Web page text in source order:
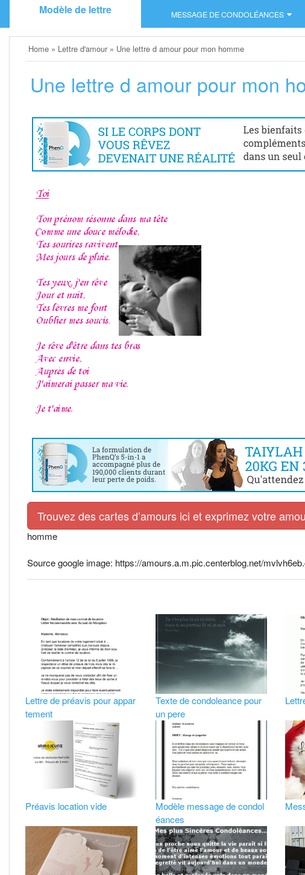
Modèle de lettre MESSAGE DE CONDOLÉANCES
Home » Lettre d'amour » Une lettre d amour pour mon homme
Une lettre d amour pour mon
Trouvez des cartes d’amours ici et exprimez votre
homme
Source google image: https://amours.a.m.pic.centerblog.net/
Lettre de préavis pour appar
tement
Texte de condoleance pour
un pere
Préavis location vide
Modèle message de condol
éances